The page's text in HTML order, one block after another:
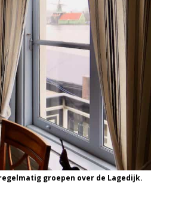
groepen over de Lagedijk.